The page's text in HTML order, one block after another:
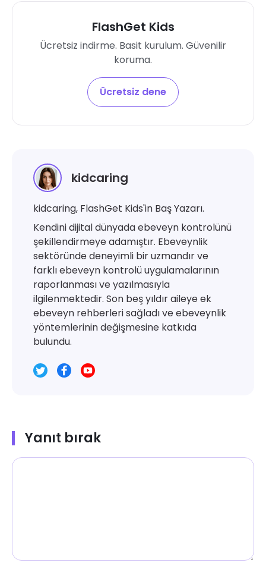
FlashGet Kids
Ücretsiz indirme. Basit kurulum. Güvenilir
koruma.
Ücretsiz dene
kidcaring
kidcaring, FlashGet Kids'in Baş Yazarı.
Kendini dijital dünyada ebeveyn kontrolünü
şekillendirmeye adamıştır. Ebeveynlik
sektöründe deneyimli bir uzmandır ve
farklı ebeveyn kontrolü uygulamalarının
raporlanması ve yazılmasıyla
ilgilenmektedir. Son beş yıldır aileye ek
ebeveyn rehberleri sağladı ve ebeveynlik
yöntemlerinin değişmesine katkıda
bulundu.
Yanıt bırak